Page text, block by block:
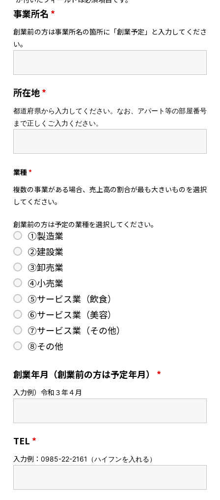
事業所名 *
創業前の方は事業所名の箇所に「創業予定」と入力してくださ
い。
所在地*
都道府県から入力してください。 なお、 アパート等の部屋番号
まで正しくご入力ください。
業種*
①製造業
②建設業
③卸売業
④小売業
⑤サービス業（飲食）
⑥サービス業（美容）
⑦サービス業（その他）
⑧その他
複数の事業がある場合、売上高の割合が最も大きいものを選択
してください。
創業前の方は予定の業種を選択してください。
創業年月（創業前の方は予定年月） *
入力例）令和３年４月
TEL *
入力例：0985-22-2161（ハイフンを入れる）